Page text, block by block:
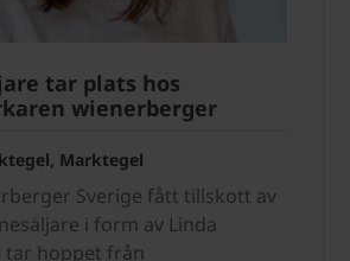
tar plats hos
wienerberger
Marktegel
Sverige fått tillskott av
i form av Linda
tar hoppet från